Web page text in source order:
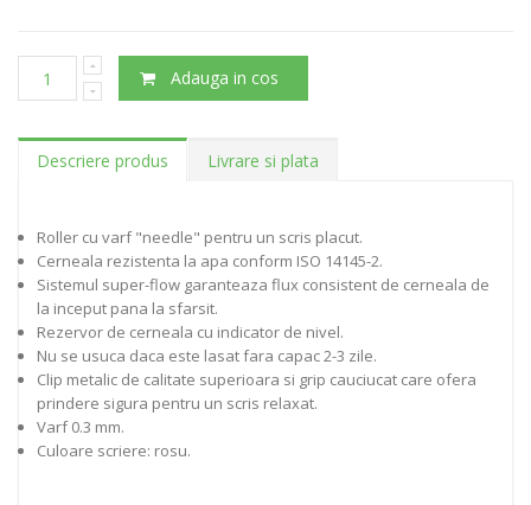
Adauga in cos
Descriere produs Livrare si plata
Roller cu varf "needle" pentru un scris placut.
Cerneala rezistenta la apa conform ISO 14145-2.
Sistemul super-flow garanteaza flux consistent de cerneala de
la inceput pana la sfarsit.
Rezervor de cerneala cu indicator de nivel.
Nu se usuca daca este lasat fara capac 2-3 zile.
Clip metalic de calitate superioara si grip cauciucat care ofera
prindere sigura pentru un scris relaxat.
Varf 0.3 mm.
Culoare scriere: rosu.